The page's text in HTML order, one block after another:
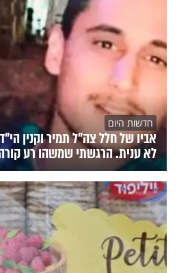
חדשות היום
אביו של חלל צה"ל תמיר וקנין
לא ענית. הרגשתי שמשהו רע